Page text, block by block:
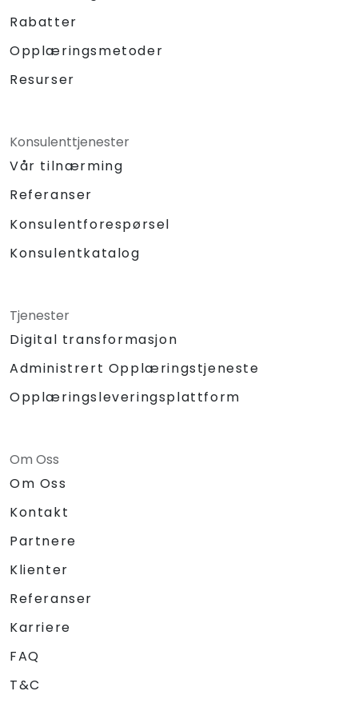
Rabatter
Opplæringsmetoder
Resurser
Konsulenttjenester
Vår tilnærming
Referanser
Konsulentforespørsel
Konsulentkatalog
Tjenester
Digital transformasjon
Administrert Opplæringstjeneste
Opplæringsleveringsplattform
Om Oss
Om Oss
Kontakt
Partnere
Klienter
Referanser
Karriere
FAQ
T&C